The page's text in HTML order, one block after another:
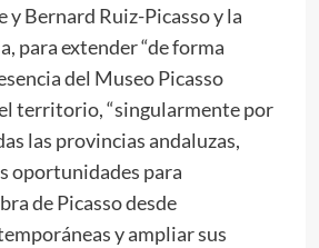
y Bernard Ruiz-Picasso y la
para extender “de forma
del Museo Picasso
territorio, “singularmente por
las provincias andaluzas,
oportunidades para
de Picasso desde
y ampliar sus